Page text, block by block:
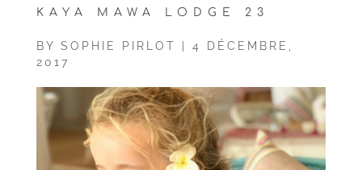
KAYA MAWA LODGE 23
BY SOPHIE PIRLOT
4 DÉCEMBRE,
2017